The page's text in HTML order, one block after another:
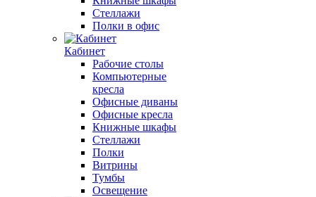
Стеллажи
Полки в офис
Кабинет
Рабочие столы
Компьютерные
кресла
Офисные диваны
Офисные кресла
Книжные шкафы
Стеллажи
Полки
Витрины
Тумбы
Освещение